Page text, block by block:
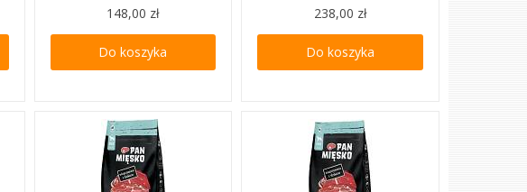
148,00 zł
Do koszyka
238,00 zł
Do koszyka